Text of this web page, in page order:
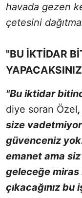
havada gezen
çetesini
"BU İKTİDAR
"Bu iktidar
diye soran Özel
size vadetmiyor
güvenceniz
emanet ama siz
geleceğe miras
çıkacağınız bu